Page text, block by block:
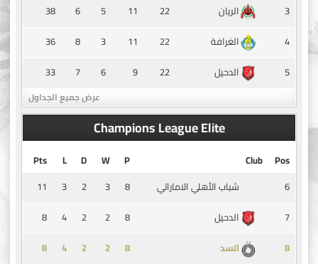
3
الريان 22
11
5
6
38
4
الغرافة 22
11
3
8
36
5
الدحيل 22
9
6
7
33
عرض جميع الجداول
Champions League Elite
Pos
Club
P
W
D
L
Pts
6
شباب الأهلي الاماراتي 8
3
2
3
11
7
الدحيل 8
2
2
4
8
8
السد 8
2
2
4
8